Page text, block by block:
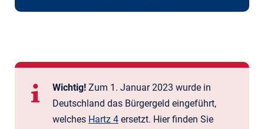
Wichtig! Zum 1. Januar 2023 wurde in
Deutschland das Bürger­geld eingeführt,
welches Hartz 4 ersetzt. Hier finden Sie